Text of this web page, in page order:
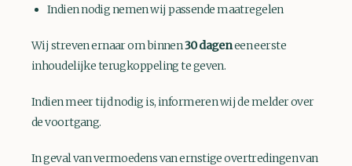
Indien nodig nemen wij passende maatregelen
Wij streven ernaar om binnen30 dageneen eerste
inhoudelijke terugkoppeling te geven.
Indien meer tijd nodig is, informeren wij de melder over
de voortgang.
In geval van vermoedens van ernstige overtredingen van